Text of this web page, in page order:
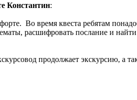
Константин:
Во время квеста ребятам
расшифровать послание и
продолжает экскурсию, а